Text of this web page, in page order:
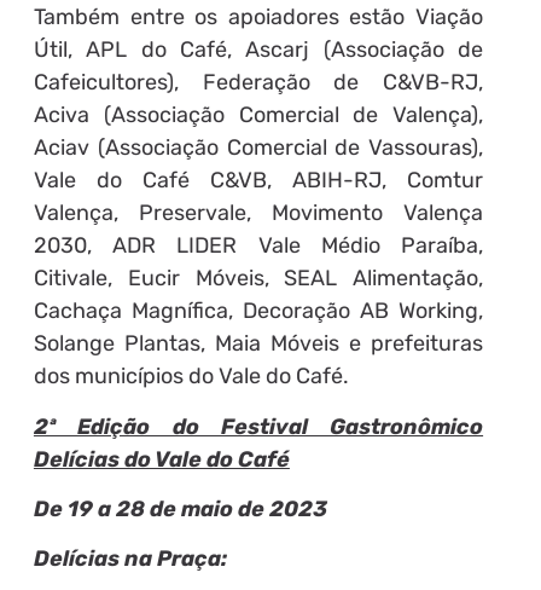
Também entre os apoiadores estão Viação
Útil, APL do Café, Ascarj (Associação de
Cafeicultores), Federação de C&VB-RJ,
Aciva (Associação Comercial de Valença),
Aciav (Associação Comercial de Vassouras),
Vale do Café C&VB, ABIH-RJ, Comtur
Valença, Preservale, Movimento Valença
2030, ADR LIDER Vale Médio Paraíba,
Citivale, Eucir Móveis, SEAL Alimentação,
Cachaça Magnífica, Decoração AB Working,
Solange Plantas, Maia Móveis e prefeituras
dos municípios do Vale do Café.
2ª Edição do Festival Gastronômico
Delícias do Vale do Café
De 19 a 28 de maio de 2023
Delícias na Praça: